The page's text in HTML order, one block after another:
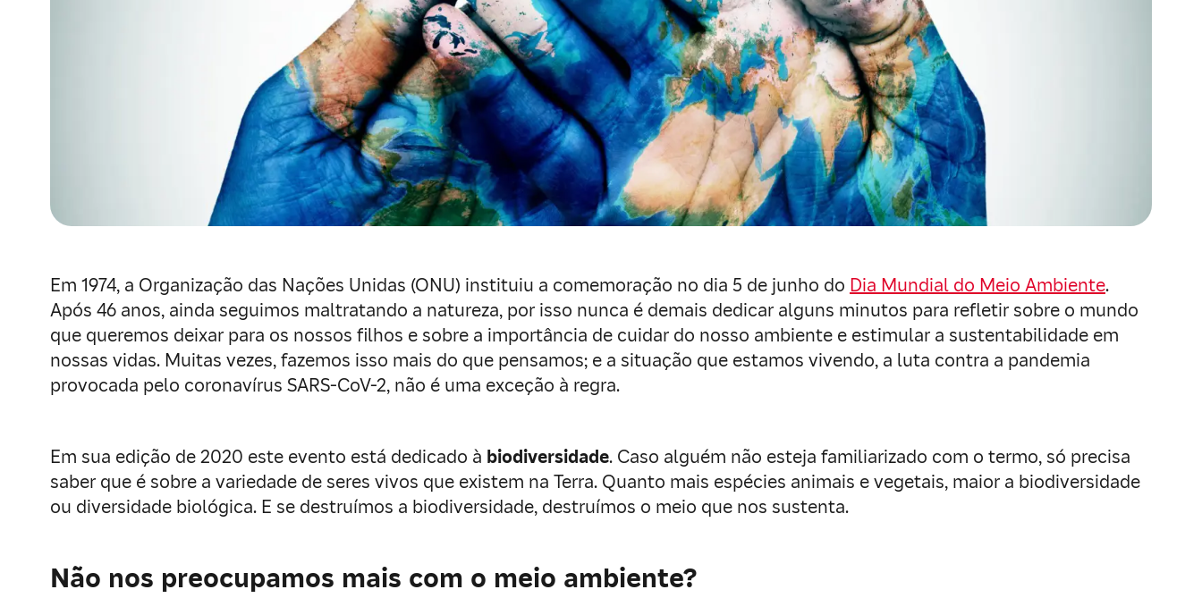
Em 1974, a Organização das Nações Unidas (ONU) instituiu a comemoração no dia 5 de junho do Dia Mundial do Meio Ambiente.
Após 46 anos, ainda seguimos maltratando a natureza, por isso nunca é demais dedicar alguns minutos para refletir sobre o mundo
que queremos deixar para os nossos filhos e sobre a importância de cuidar do nosso ambiente e estimular a sustentabilidade em
nossas vidas. Muitas vezes, fazemos isso mais do que pensamos; e a situação que estamos vivendo, a luta contra a pandemia
provocada pelo coronavírus SARS-CoV-2, não é uma exceção à regra.
Em sua edição de 2020 este evento está dedicado à biodiversidade. Caso alguém não esteja familiarizado com o termo, só precisa
saber que é sobre a variedade de seres vivos que existem na Terra. Quanto mais espécies animais e vegetais, maior a biodiversidade
ou diversidade biológica. E se destruímos a biodiversidade, destruímos o meio que nos sustenta.
Não nos preocupamos mais com o meio ambiente?